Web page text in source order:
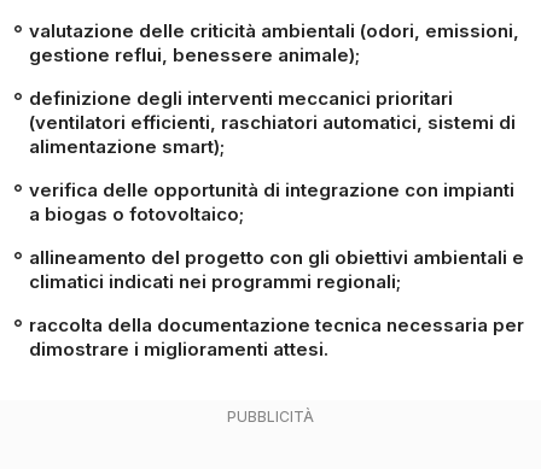
valutazione delle criticità ambientali (odori, emissioni,
gestione reflui, benessere animale);
definizione degli interventi meccanici prioritari
(ventilatori efficienti, raschiatori automatici, sistemi di
alimentazione smart);
verifica delle opportunità di integrazione con impianti
a biogas o fotovoltaico;
allineamento del progetto con gli obiettivi ambientali e
climatici indicati nei programmi regionali;
raccolta della documentazione tecnica necessaria per
dimostrare i miglioramenti attesi.